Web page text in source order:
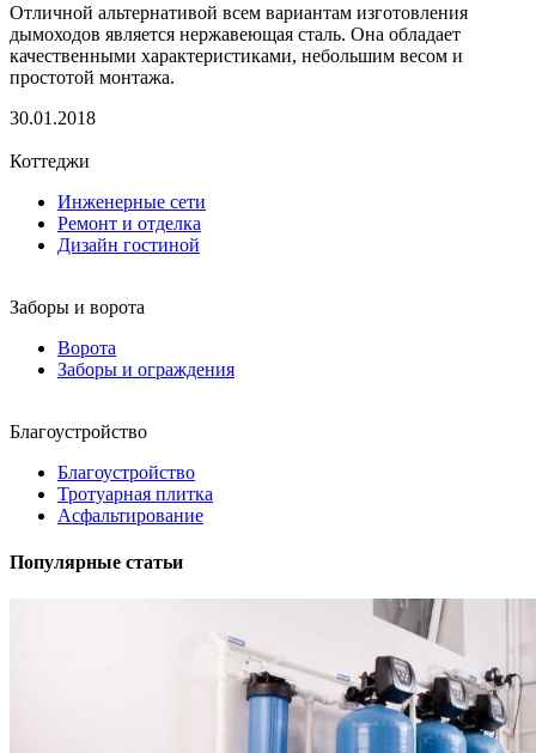
Отличной альтернативой всем вариантам изготовления
дымоходов является нержавеющая сталь. Она обладает
качественными характеристиками, небольшим весом и
простотой монтажа.
30.01.2018
Коттеджи
Инженерные сети
Ремонт и отделка
Дизайн гостиной
Заборы и ворота
Ворота
Заборы и ограждения
Благоустройство
Благоустройство
Тротуарная плитка
Асфальтирование
Популярные статьи